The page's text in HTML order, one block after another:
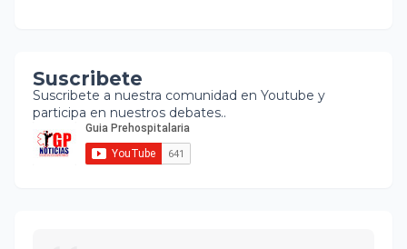
Suscribete
Suscribete a nuestra comunidad en Youtube y
participa en nuestros debates..